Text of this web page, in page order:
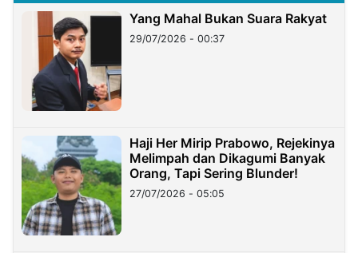
Yang Mahal Bukan Suara Rakyat
29/07/2026 - 00:37
Haji Her Mirip Prabowo, Rejekinya
Melimpah dan Dikagumi Banyak
Orang, Tapi Sering Blunder!
27/07/2026 - 05:05